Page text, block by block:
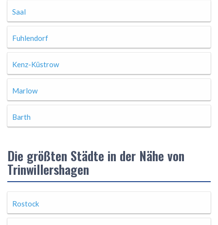
Saal
Fuhlendorf
Kenz-Küstrow
Marlow
Barth
Die größten Städte in der Nähe von
Trinwillershagen
Rostock